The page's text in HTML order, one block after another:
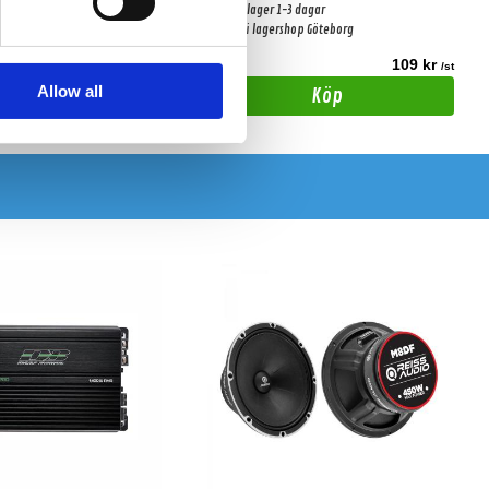
Allow all
49 kr/st
Köp
Snabblager 1-3 dagar
Finns i lagershop Göteborg
109 kr /st
Köp